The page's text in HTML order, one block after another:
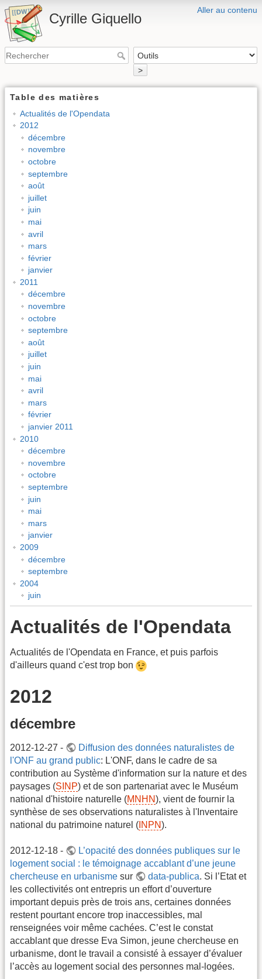
Aller au contenu
Cyrille Giquello
>
Table des matières
Actualités de l'Opendata
2012
décembre
novembre
octobre
septembre
août
juillet
juin
mai
avril
mars
février
janvier
2011
décembre
novembre
octobre
septembre
août
juillet
juin
mai
avril
mars
février
janvier 2011
2010
décembre
novembre
octobre
septembre
juin
mai
mars
janvier
2009
décembre
septembre
2004
juin
Actualités de l'Opendata
Actualités de l'Opendata en France, et puis parfois
d'ailleurs quand c'est trop bon
2012
décembre
2012-12-27 -
Diffusion des données naturalistes de
l'ONF au grand public: L'ONF, dans le cadre de sa
contribution au Système d'information sur la nature et des
paysages (SINP) et de son partenariat avec le Muséum
national d'histoire naturelle (MNHN), vient de fournir la
synthèse de ses observations naturalistes à l'Inventaire
national du patrimoine naturel ( INPN).
2012-12-18 -
L’opacité des données publiques sur le
logement social : le témoignage accablant d’une jeune
chercheuse en urbanisme sur data-publica. Si l’Etat et
les collectivités ont entrepris un effort d’ouverture
important depuis près de trois ans, certaines données
restent pourtant encore trop inaccessibles, mal
renseignées voir même cachées. C’est le constat
accablant que dresse Eva Simon, jeune chercheuse en
urbanisme, dont le travail a consisté à essayer d’évaluer
l’accès au logement social des personnes mal-logées.